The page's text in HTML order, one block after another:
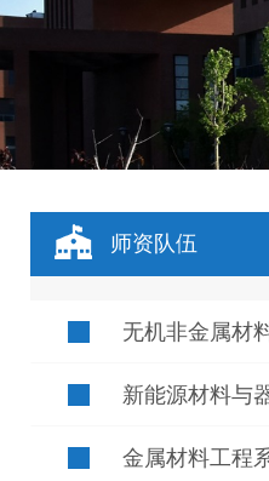
师资队伍
无机非金属材
新能源材料与
金属材料工程